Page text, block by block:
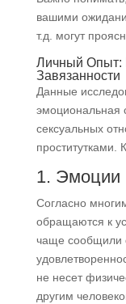
вашими
т.д. могут
Личный Опыт:
Завязанности
Данные
эмоциональная
сексуальных
проститутками.
1. Эмоции
Согласно
обращаются к
чаще сообщили
не несет
другим